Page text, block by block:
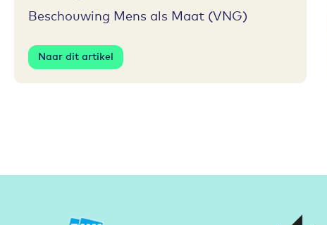
Beschouwing Mens als Maat (VNG)
Naar dit artikel